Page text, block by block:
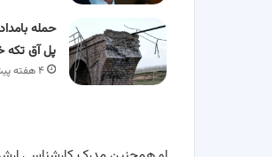
حمله
پل آق‌ تکه‌
۴ هفته پیش